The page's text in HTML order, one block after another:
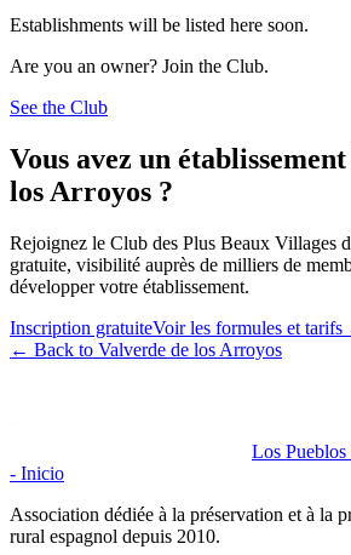
Establishments will be listed here soon.
Are you an owner? Join the Club.
See the Club
Vous avez un
los Arroyos ?
Rejoignez le Club des Plus Beaux Villages
gratuite, visibilité auprès de milliers de
développer votre établissement.
Inscription gratuiteVoir les formules et tarifs
← Back to Valverde de los Arroyos
Los Pueblos
- Inicio
Association dédiée à la préservation et à la
rural espagnol depuis 2010.